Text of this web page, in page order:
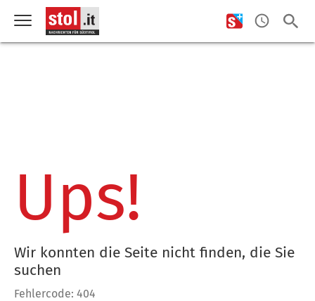
Ups!
Wir konnten die Seite nicht finden, die Sie
suchen
Fehlercode: 404